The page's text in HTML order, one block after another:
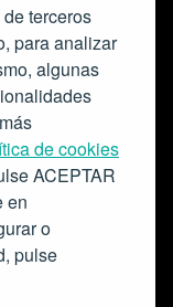
terceros
para analizar
algunas
de cookies
ACEPTAR
en
o
pulse